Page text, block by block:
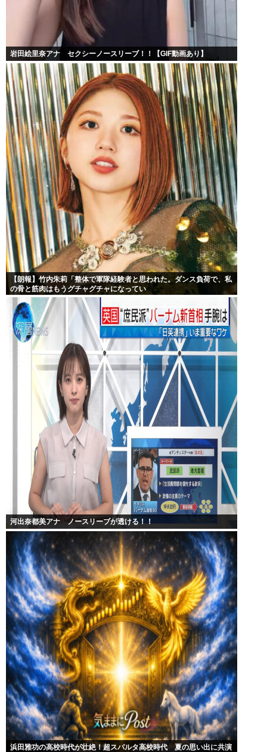
岩田絵里奈アナ セクシーノースリーブ！！【GIF動画あり】
【朗報】竹内朱莉「整体で軍隊経験者と思われた。ダンス負荷で、私
の骨と筋肉はもうグチャグチャになってい
河出奈都美アナ ノースリーブが透ける！！
浜田雅功の高校時代が壮絶！超スパルタ高校時代 夏の思い出に共演